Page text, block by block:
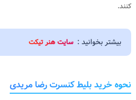
کنند.
بیشتر بخوانید : سایت هنر تیکت
نحوه خرید بلیط کنسرت رضا مریدی